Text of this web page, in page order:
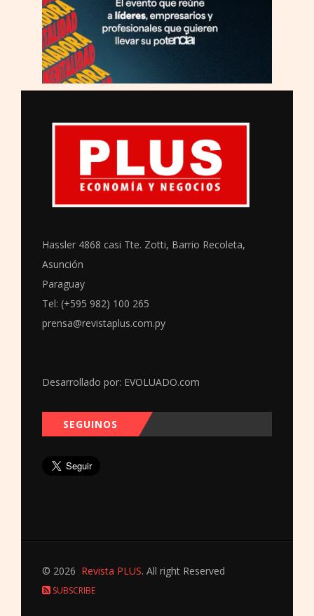
Hassler 4868 casi Tte. Zotti, Barrio Recoleta,
Asunción
Paraguay
Tel: (+595 982) 100 265
prensa@revistaplus.com.py
Desarrollado por: EVOLUADO.com
SEGUINOS
© 2026 Revista PLUS. All right Reserved
SUBSCRIBE